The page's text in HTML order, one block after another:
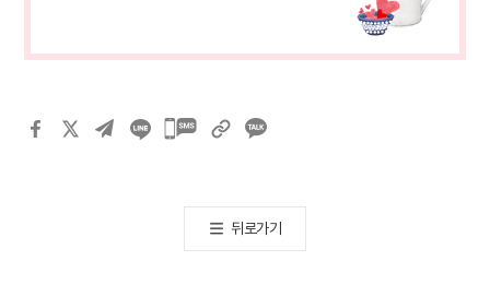
카카오톡
뒤로가기